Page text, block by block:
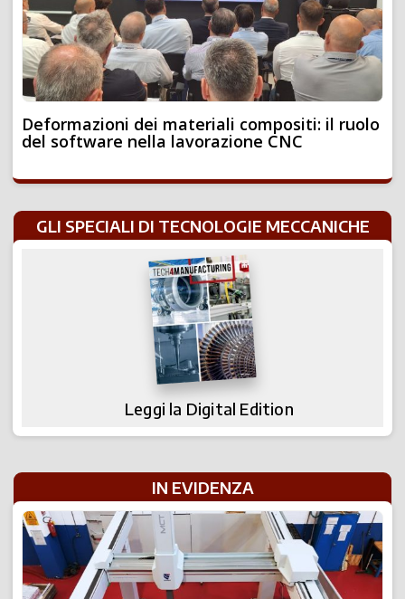
Deformazioni dei materiali compositi: il ruolo
del software nella lavorazione CNC
GLI SPECIALI DI TECNOLOGIE MECCANICHE
Leggi la Digital Edition
IN EVIDENZA